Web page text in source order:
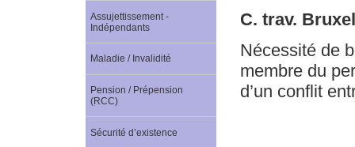
C. trav.
Nécessité de
membre du
d’un conflit
Assujettissement -
Indépendants
Maladie / Invalidité
Pension / Prépension
(RCC)
Sécurité d’existence